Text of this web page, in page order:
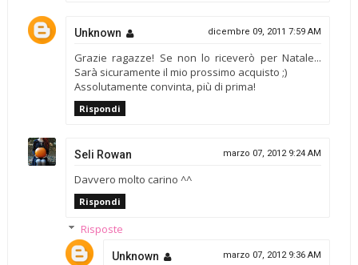
Unknown dicembre 09, 2011 7:59 AM
Grazie ragazze! Se non lo riceverò per Natale...
Sarà sicuramente il mio prossimo acquisto ;)
Assolutamente convinta, più di prima!
Rispondi
Seli Rowan marzo 07, 2012 9:24 AM
Davvero molto carino ^^
Rispondi
Risposte
Unknown marzo 07, 2012 9:36 AM